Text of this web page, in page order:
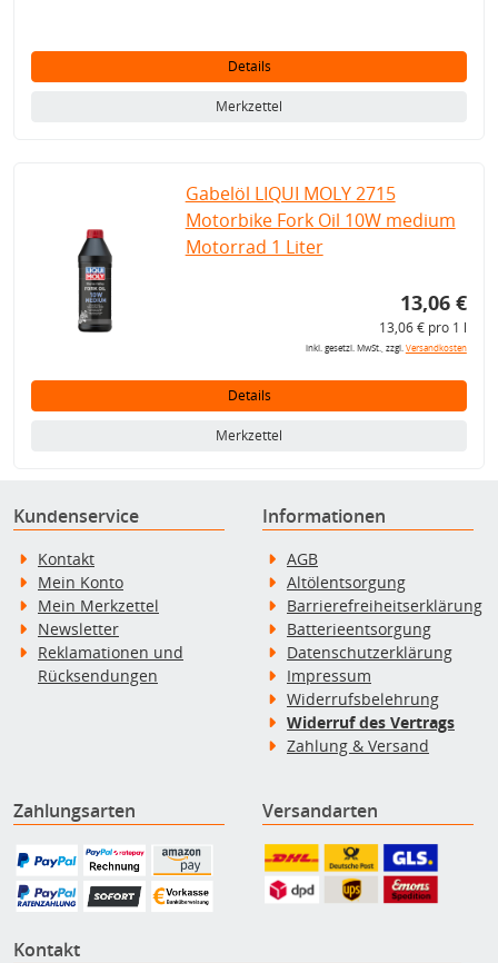
Details
Merkzettel
Gabelöl LIQUI MOLY 2715
Motorbike Fork Oil 10W medium
Motorrad 1 Liter
13,06 €
13,06 € pro 1 l
inkl. gesetzl. MwSt., zzgl.Versandkosten
Details
Merkzettel
Kundenservice
Kontakt
Mein Konto
Mein Merkzettel
Newsletter
Reklamationen und
Rücksendungen
Informationen
AGB
Altölentsorgung
Barrierefreiheitserklärung
Batterieentsorgung
Datenschutzerklärung
Impressum
Widerrufsbelehrung
Widerruf des Vertrags
Zahlung & Versand
Zahlungsarten Versandarten
Kontakt